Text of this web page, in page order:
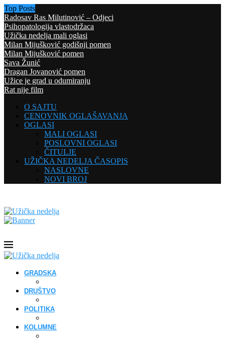
Top Posts
Radosav Ras Milutinović – Odjeci
Psihopatologija vlastodržaca
Užička nedelja mali oglasi
Milan Mijušković godišnji pomen
Milan Mijušković pomen
Sava Žunić
Dragan Jovanović pomen
Užice je grad u odumiranju
Rat nije film
O SAJTU
CENOVNIK OGLAŠAVANJA
OGLASI
MALI OGLASI
POSLOVNI OGLASI
ČITULJE
UŽIČKA NEDELJA ČASOPIS
NASLOVNE
NOVI BROJ
GRADSKA
DRUŠTVO
POLITIKA
KOLUMNE